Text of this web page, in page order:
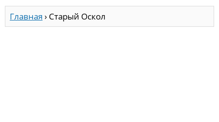
Главная › Старый Оскол